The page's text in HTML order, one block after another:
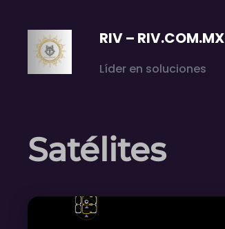
contenido
RIV – RIV.COM.MX
Líder en soluciones
Satélites